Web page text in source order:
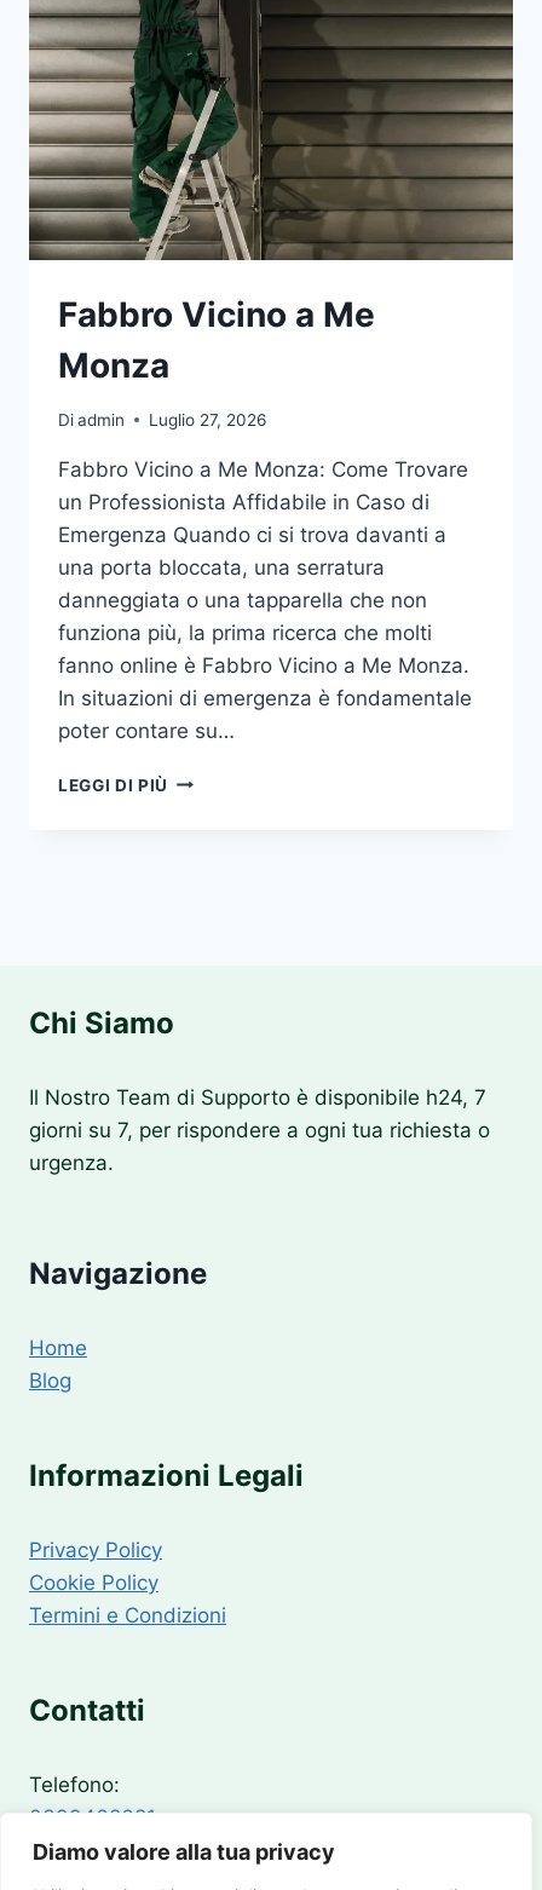
Diamo valore alla tua privacy
Fabbro Vicino a Me
Monza
Diadmin Luglio 27, 2026
Fabbro Vicino a Me Monza: Come Trovare
un Professionista Affidabile in Caso di
Emergenza Quando ci si trova davanti a
una porta bloccata, una serratura
danneggiata o una tapparella che non
funziona più, la prima ricerca che molti
fanno online è Fabbro Vicino a Me Monza.
In situazioni di emergenza è fondamentale
poter contare su…
LEGGI DI PIÙ FABBRO
Chi Siamo
Il Nostro Team di Supporto è disponibile h24, 7
giorni su 7, per rispondere a ogni tua richiesta o
urgenza.
Navigazione
Home
Blog
Informazioni Legali
Privacy Policy
Cookie Policy
Termini e Condizioni
Contatti
Telefono:
0399468681
Email:
info@pronto-intervento24.it